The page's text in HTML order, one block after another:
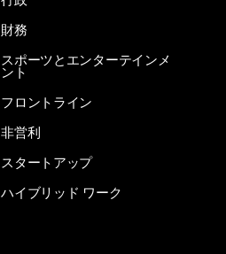
財務
スポーツとエンターテインメ
ント
フロントライン
非営利
スタートアップ
ハイブリッド ワーク